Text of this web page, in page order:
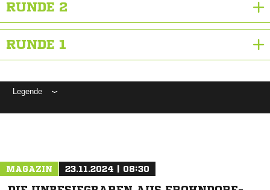
RUNDE 2
RUNDE 1
Legende
MAGAZIN 23.11.2024 | 08:30